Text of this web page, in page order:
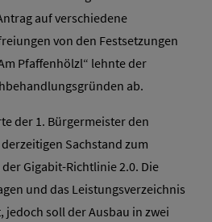
auf verschiedene
von den Festsetzungen
Pfaffenhölzl“ lehnte der
ab.
der 1. Bürgermeister den
Sachstand zum
Gigabit-Richtlinie 2.0. Die
und das Leistungsverzeichnis
soll der Ausbau in zwei